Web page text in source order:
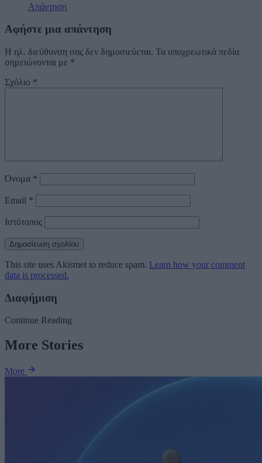
Απάντηση
Αφήστε μια απάντηση
Η ηλ. διεύθυνση σας δεν δημοσιεύεται. Τα υποχρεωτικά πεδία
σημειώνονται με *
Σχόλιο *
Όνομα *
Email *
Ιστότοπος
This site uses Akismet to reduce spam. Learn how your comment
data is processed.
Διαφήμιση
Continue Reading
More Stories
More